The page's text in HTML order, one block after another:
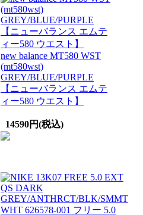
new balance MT580 WST
(mt580wst)
GREY/BLUE/PURPLE
【ニューバランス エムテ
ィー580 ウエスト】
14590円(税込)